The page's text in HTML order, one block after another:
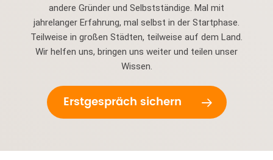
andere Gründer und Selbstständige. Mal mit
jahrelanger Erfahrung, mal selbst in der Startphase.
Teilweise in großen Städten, teilweise auf dem Land.
Wir helfen uns, bringen uns weiter und teilen unser
Wissen.
Erstgespräch sichern